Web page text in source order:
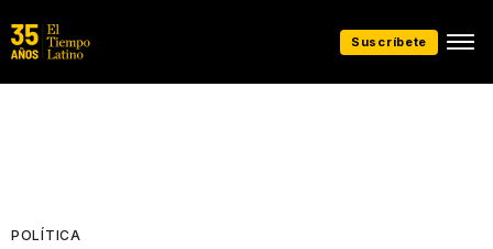
Suscríbete
POLÍTICA